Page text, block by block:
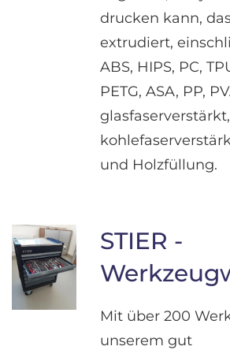
drucken kann,
extrudiert,
ABS, HIPS, PC,
PETG, ASA, PP,
glasfaserverstärkt,
und Holzfüllung.
STIER -
Mit über 200
unserem gut